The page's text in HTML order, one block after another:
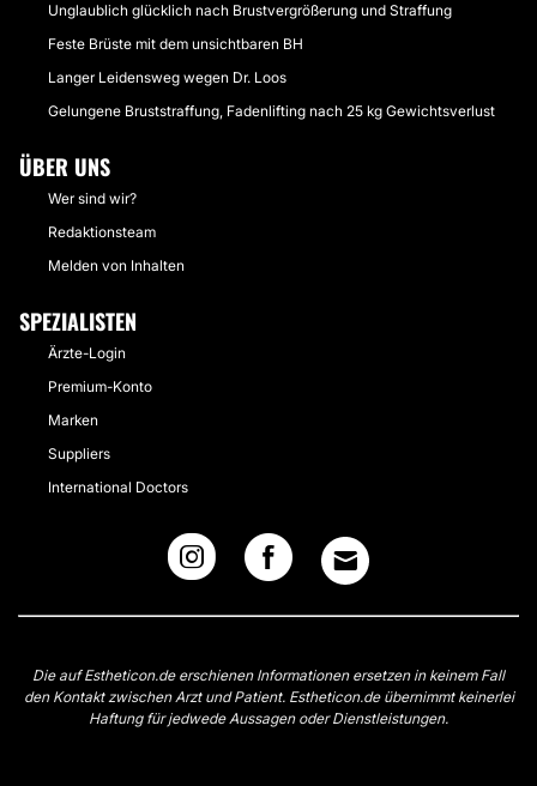
Unglaublich glücklich nach Brustvergrößerung und Straffung
Feste Brüste mit dem unsichtbaren BH
Langer Leidensweg wegen Dr. Loos
Gelungene Bruststraffung, Fadenlifting nach 25 kg Gewichtsverlust
ÜBER UNS
Wer sind wir?
Redaktionsteam
Melden von Inhalten
SPEZIALISTEN
Ärzte-Login
Premium-Konto
Marken
Suppliers
International Doctors
Die auf Estheticon.de erschienen Informationen ersetzen in keinem Fall
den Kontakt zwischen Arzt und Patient. Estheticon.de übernimmt keinerlei
Haftung für jedwede Aussagen oder Dienstleistungen.